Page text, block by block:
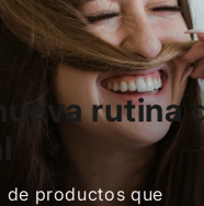
rutina
de productos que